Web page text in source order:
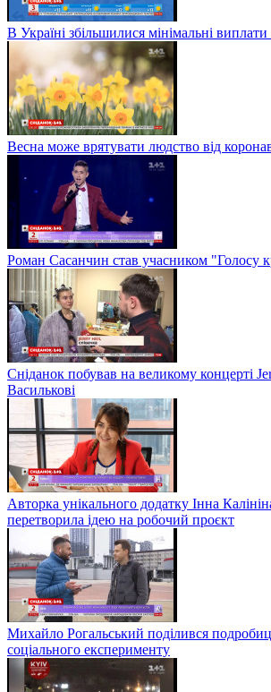
В Україні збільшилися мінімальні
Весна може врятувати людство від
Роман Сасанчин став учасником "Голосу
Сніданок побував на великому концерті
Василькові
Авторка унікального додатку Інна
перетворила ідею на робочий проєкт
Михайло Рогальський поділився
соціального експерименту